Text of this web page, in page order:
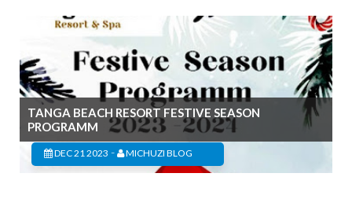
TANGA BEACH RESORT FESTIVE SEASON
PROGRAMM
DEC 21 2023 - MICHUZI BLOG